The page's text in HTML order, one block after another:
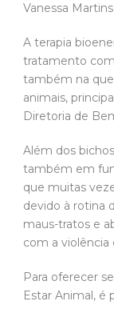
Vanessa
A terapia
tratamento
também na
animais,
Diretoria de
Além dos
também em
que muitas
devido à rotina
maus-tratos e
com a violência
Para oferecer
Estar Animal, é